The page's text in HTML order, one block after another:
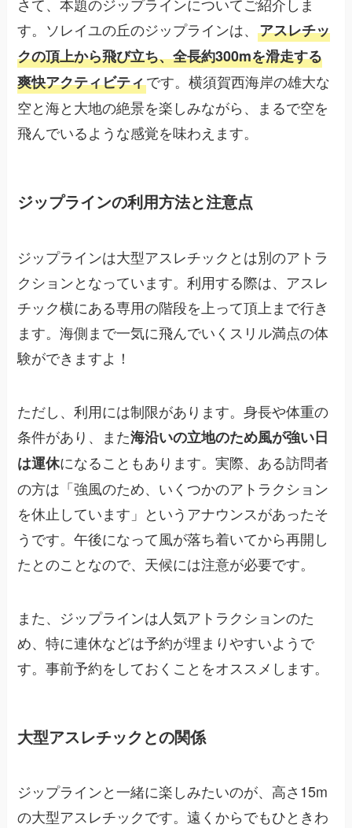
さて、本題のジップラインについてご紹介しま
す。ソレイユの丘のジップラインは、アスレチッ
クの頂上から飛び立ち、全長約300mを滑走する
爽快アクティビティです。横須賀西海岸の雄大な
空と海と大地の絶景を楽しみながら、まるで空を
飛んでいるような感覚を味わえます。
ジップラインの利用方法と注意点
ジップラインは大型アスレチックとは別のアトラ
クションとなっています。利用する際は、アスレ
チック横にある専用の階段を上って頂上まで行き
ます。海側まで一気に飛んでいくスリル満点の体
験ができますよ！
ただし、利用には制限があります。身長や体重の
条件があり、また海沿いの立地のため風が強い日
は運休になることもあります。実際、ある訪問者
の方は「強風のため、いくつかのアトラクション
を休止しています」というアナウンスがあったそ
うです。午後になって風が落ち着いてから再開し
たとのことなので、天候には注意が必要です。
また、ジップラインは人気アトラクションのた
め、特に連休などは予約が埋まりやすいようで
す。事前予約をしておくことをオススメします。
大型アスレチックとの関係
ジップラインと一緒に楽しみたいのが、高さ15m
の大型アスレチックです。遠くからでもひときわ